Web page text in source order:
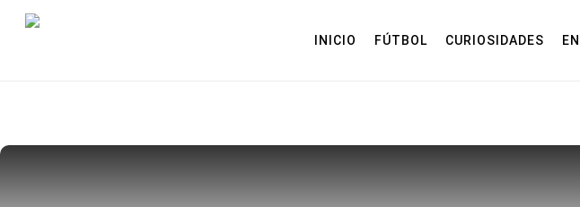
INICIO FÚTBOL CURIOSIDADES